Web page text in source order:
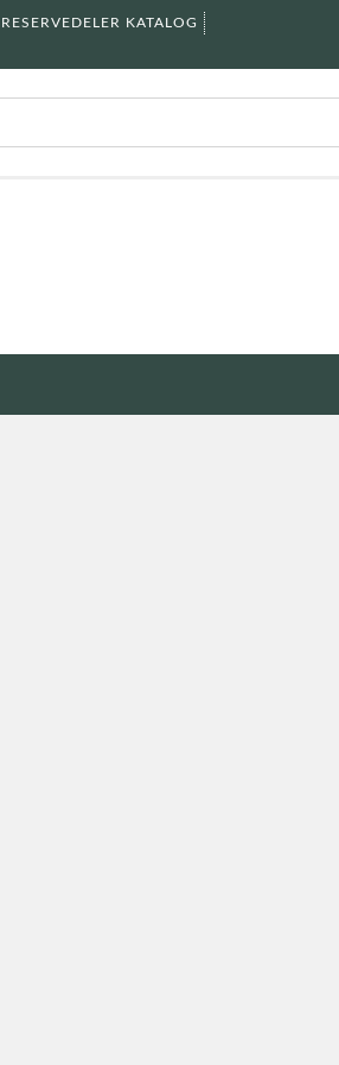
RESERVEDELER KATALOG